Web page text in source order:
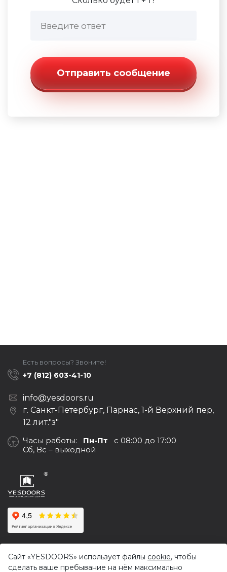
Отправить сообщение
© 2017-2026,Yesdoors — оптовая продажа дверей и
фурнитуры
Есть вопросы? Звоните!
+7 (812) 603-41-10
info@yesdoors.ru
г. Санкт-Петербург, Парнас, 1-й Верхний пер,
12 лит."з"
Часы работы: Пн-Пт с 08:00 до 17:00
Сб, Вс – выходной
Сайт «YESDOORS» использует файлы cookie, чтобы
сделать ваше пребывание на нём максимально